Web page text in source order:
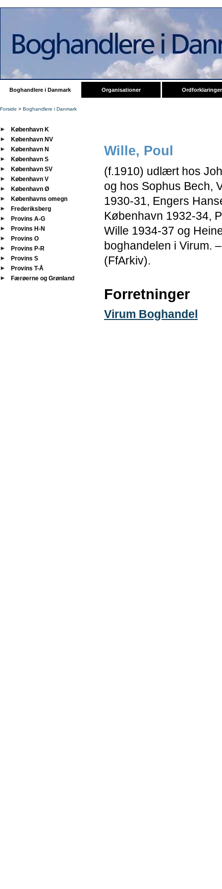
Boghandlere i Danmark Organisationer Ordforklaringer
Forside > Boghandlere i Danmark
København K
København NV
København N
København S
København SV
København V
København Ø
Københavns omegn
Frederiksberg
Provins A-G
Provins H-N
Provins O
Provins P-R
Provins S
Provins T-Å
Færøerne og Grønland
Wille, Poul
(f.1910) udlært hos
og hos Sophus Bech,
1930-31, Engers
København 1932-34,
Wille 1934-37 og
boghandelen i Virum.
(FfArkiv).
Forretninger
Virum Boghandel